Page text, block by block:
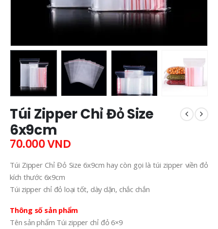
Túi Zipper Chỉ Đỏ Size
6x9cm
70.000VND
Túi Zipper Chỉ Đỏ Size 6x9cm hay còn gọi là túi zipper viền đỏ
kích thước 6x9cm
Túi zipper chỉ đỏ loại tốt, dày dặn, chắc chắn
Thông số sản phẩm
Tên sản phẩm Túi zipper chỉ đỏ 6×9